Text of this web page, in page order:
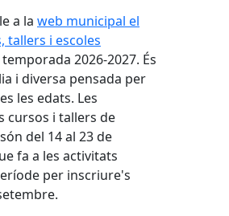
a la web municipal el
tallers i escoles
2026-2027. És
i diversa pensada per
les edats. Les
cursos i tallers de
del 14 al 23 de
fa a les activitats
per inscriure's